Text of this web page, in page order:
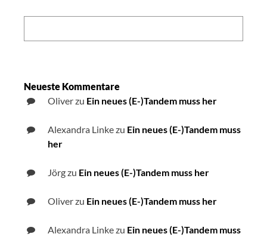
Neueste Kommentare
Oliverzu Ein neues (E-)Tandem muss her
Alexandra Linkezu Ein neues (E-)Tandem muss
her
Jörgzu Ein neues (E-)Tandem muss her
Oliverzu Ein neues (E-)Tandem muss her
Alexandra Linkezu Ein neues (E-)Tandem muss